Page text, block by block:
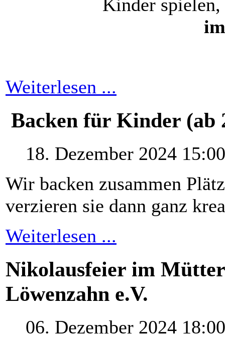
Kinder spielen,
im
Weiterlesen ...
Backen für Kinder (ab
18. Dezember 2024 15:00
Wir backen zusammen
verzieren sie dann ganz
Weiterlesen ...
Nikolausfeier im
Löwenzahn e.V.
06. Dezember 2024 18:00